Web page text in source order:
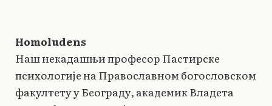
Homoludens
Наш некадашњи професор Пастирске
психологије на Православном богословском
факултету у Београду, академик Владета